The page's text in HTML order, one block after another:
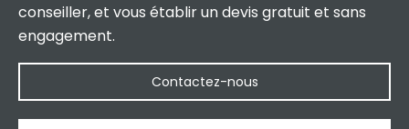
conseiller, et vous établir un devis gratuit et sans
engagement.
Contactez-nous